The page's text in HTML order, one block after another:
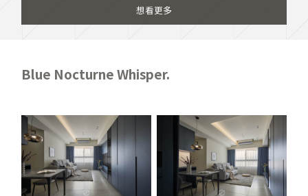
想看更多
Blue Nocturne Whisper.